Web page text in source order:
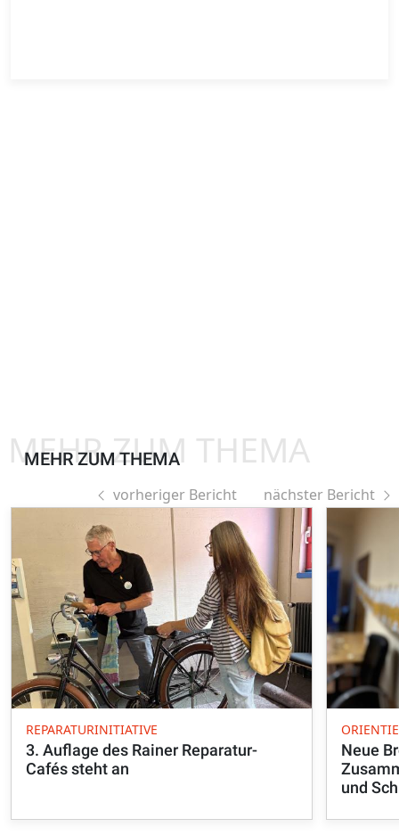
MEHR ZUM THEMA
MEHR ZUM THEMA
vorheriger Bericht nächster Bericht
REPARATURINITIATIVE
3. Auflage des Rainer Reparatur-
Cafés steht an
Neue
und